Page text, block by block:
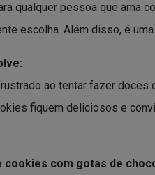
qualquer pessoa que ama
escolha. Além disso, é
ao tentar fazer doces
fiquem deliciosos e
cookies com gotas de